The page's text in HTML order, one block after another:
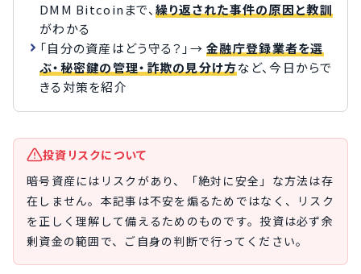
DMM Bitcoinまで、繰り返された事件の原因と教訓
がわかる
「自分の資産はどう守る？」→金融庁登録業者を選
ぶ・秘密鍵の管理・詐欺の見分け方など、今日からで
きる対策を紹介
投資リスクについて
暗号資産にはリスクがあり、「絶対に安全」な方法は存
在しません。本記事は不安を煽るためではなく、リスク
を正しく理解して備えるためのものです。投資は必ず余
剰資金の範囲で、ご自身の判断で行ってください。